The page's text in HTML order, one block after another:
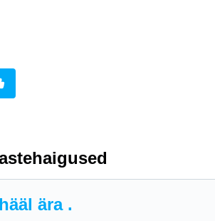
ära .